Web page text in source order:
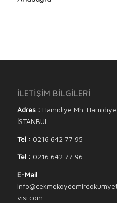
İLETİŞİM BİLGİLERİ
Adres : Hamidiye Mh.
İSTANBUL
Tel : 0216 642 77 95
Tel : 0216 642 77 96
E-Mail
visi.com